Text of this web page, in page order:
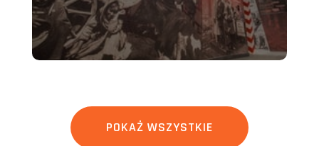
POKAŻ WSZYSTKIE